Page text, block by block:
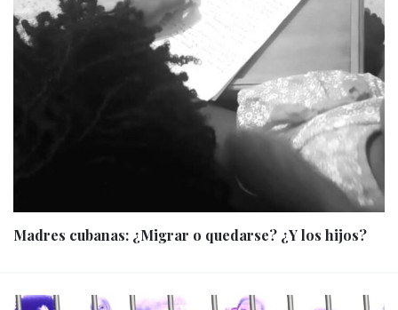
Madres cubanas: ¿Migrar o quedarse? ¿Y los hijos?